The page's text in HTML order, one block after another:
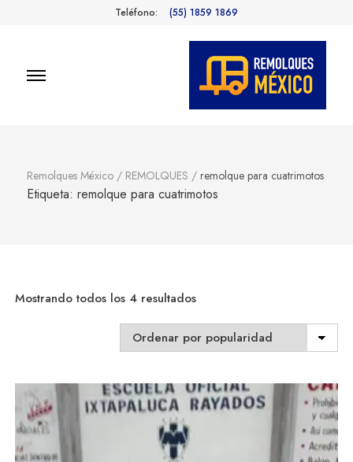
Teléfono: (55) 1859 1869
Remolques México / REMOLQUES / remolque para cuatrimotos
Etiqueta: remolque para cuatrimotos
Mostrando todos los 4 resultadosSorted
popularity